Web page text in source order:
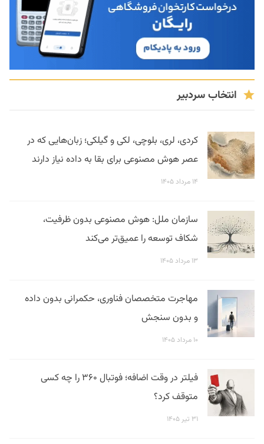
انتخاب سردبیر
کردی، لری، بلوچی، لکی و گیلکی؛ زبان‌هایی که در
عصر هوش مصنوعی برای بقا به داده نیاز دارند
۱۴ مرداد ۱۴۰۵
سازمان ملل: هوش مصنوعی بدون ظرفیت،
شکاف توسعه را عمیق‌تر می‌کند
۱۳ مرداد ۱۴۰۵
مهاجرت متخصصان فناوری، حکمرانی بدون داده
و بدون سنجش
۱۰ مرداد ۱۴۰۵
فیلتر در وقت اضافه؛ فوتبال ۳۶۰ را چه کسی
متوقف کرد؟
۳۱ تیر ۱۴۰۵